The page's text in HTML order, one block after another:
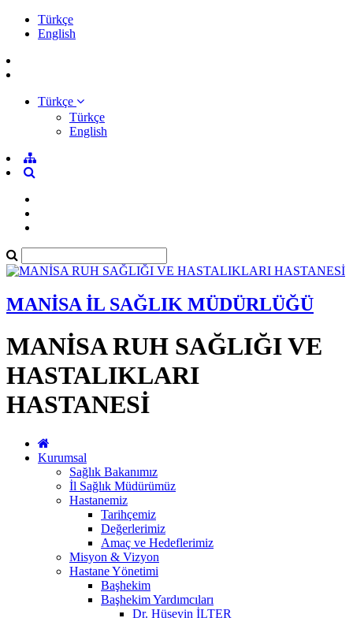
Türkçe
English
Türkçe
Türkçe
English
MANİSA İL SAĞLIK MÜDÜRLÜĞÜ
MANİSA RUH SAĞLIĞI VE
HASTALIKLARI
HASTANESİ
Kurumsal
Sağlık Bakanımız
İl Sağlık Müdürümüz
Hastanemiz
Tarihçemiz
Değerlerimiz
Amaç ve Hedeflerimiz
Misyon & Vizyon
Hastane Yönetimi
Başhekim
Başhekim Yardımcıları
Dr. Hüseyin İLTER